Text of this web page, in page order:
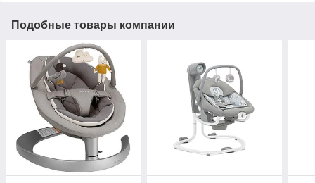
Подобные товары компании